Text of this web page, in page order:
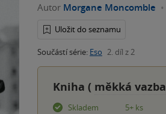
Autor Morgane Moncomble
Uložit do seznamu
Součástí série: Eso 2. díl z 2
Kniha ( měkká vazba
Skladem
5+ ks